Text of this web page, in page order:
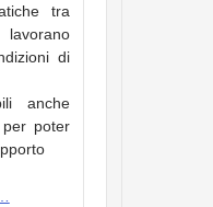
tra
lavorano
di
anche
poter